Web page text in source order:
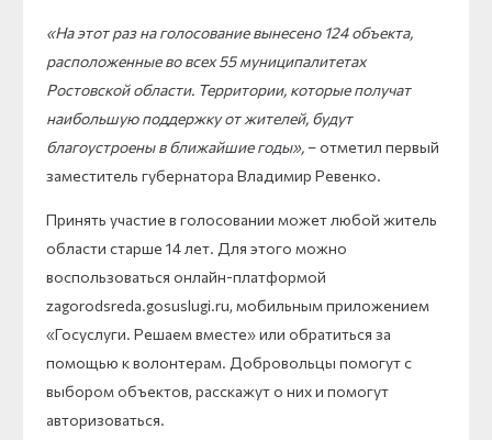
«На этот раз на голосование вынесено 124 объекта,
расположенные во всех 55 муниципалитетах
Ростовской области. Территории, которые получат
наибольшую поддержку от жителей, будут
благоустроены в ближайшие годы»,– отметил первый
заместитель губернатора Владимир Ревенко.
Принять участие в голосовании может любой житель
области старше 14 лет. Для этого можно
воспользоваться онлайн-платформой
zagorodsreda.gosuslugi.ru, мобильным приложением
«Госуслуги. Решаем вместе» или обратиться за
помощью к волонтерам. Добровольцы помогут с
выбором объектов, расскажут о них и помогут
авторизоваться.